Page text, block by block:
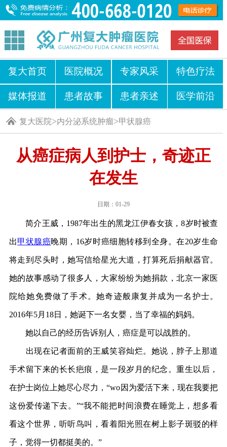
复大首页 医院概况 专家风采 特色疗法
媒体报道 患者故事 患者亲述 医学前沿
复大医院>内分泌系统肿瘤>甲状腺癌
从癌症病人到护士，奇迹正
在发生
日期：01-29
简介王威，1987年出生的黑龙江伊春女孩，8岁时被查
出甲状腺癌晚期，16岁时癌细胞转移到全身。在20岁生命
将走到尽头时，她写信给星光大道，打算死后捐献器官。
她的故事感动了很多人，大家纷纷为她捐款，北京一家医
院给她免费做了手术。她奇迹般康复并成为一名护士。
2016年5月18日，她诞下一名女婴，当了幸福的妈妈。
她以自己的经历告诉别人，癌症是可以战胜的。
出现在记者面前的王威笑容灿烂。她说，脖子上那道
手术留下来的长长疤痕，是一段岁月的纪念。重生以后，
在护士岗位上她尽心尽力，“wo因为爱活下来，现在我要把
这份爱传递下去。”“我不能把时间浪费在睡觉上，想多看
看这个世界，听听鸟叫，看着阳光照在树上影子斑驳的样
子，觉得一切都挺美的。”